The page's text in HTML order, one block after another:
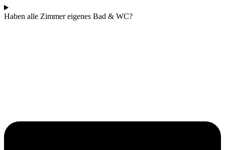
Haben alle Zimmer eigenes Bad & WC?